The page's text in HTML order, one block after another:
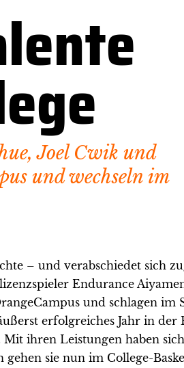
Joel Cwik und
und wechseln im
– und verabschiedet sich
Endurance
und schlagen im
erfolgreiches Jahr in der
ihren Leistungen haben
sie nun im College-